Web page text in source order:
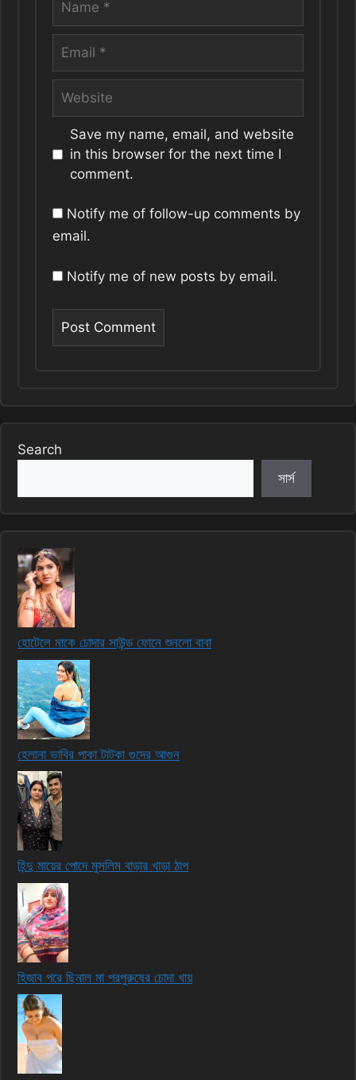
Save my name, email, and website
in this browser for the next time I
comment.
Notify me of follow-up comments by
email.
Notify me of new posts by email.
Search
সার্স
হোটেলে মাকে চোদার সাউন্ড ফোনে শুনলো বাবা
হেলানা ভাবির পাকা টাটকা গুদের আগুন
হিন্দু মায়ের পোদে মুসলিম বাড়ার খাড়া ঠাপ
হিজাব পরে ছিনাল মা পরপুরুষের চোদা খায়